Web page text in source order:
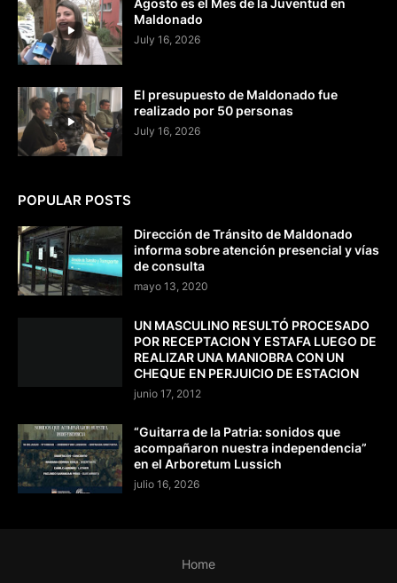
Agosto es el Mes de la Juventud en
Maldonado
July 16, 2026
El presupuesto de Maldonado fue
realizado por 50 personas
July 16, 2026
POPULAR POSTS
Dirección de Tránsito de Maldonado
informa sobre atención presencial y vías
de consulta
mayo 13, 2020
UN MASCULINO RESULTÓ PROCESADO
POR RECEPTACION Y ESTAFA LUEGO DE
REALIZAR UNA MANIOBRA CON UN
CHEQUE EN PERJUICIO DE ESTACION
junio 17, 2012
“Guitarra de la Patria: sonidos que
acompañaron nuestra independencia”
en el Arboretum Lussich
julio 16, 2026
Home